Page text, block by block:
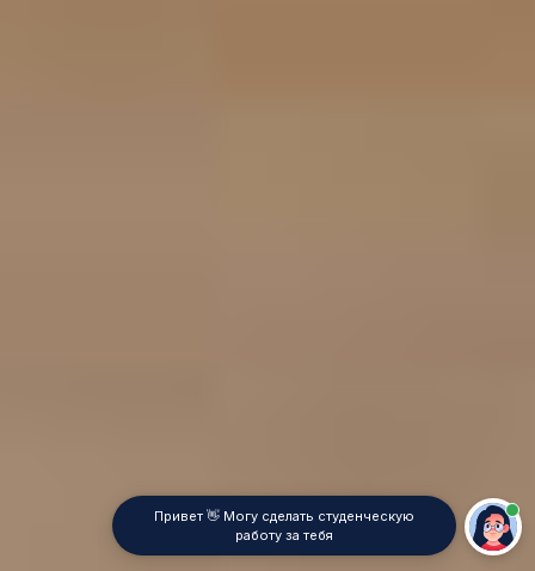
Привет 👋 Могу сделать студенческую
работу за тебя